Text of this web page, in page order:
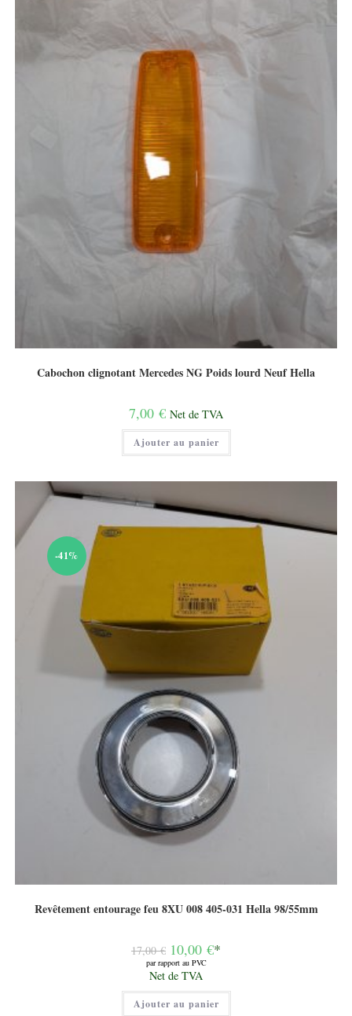
Cabochon clignotant Mercedes NG Poids lourd Neuf Hella
7,00 € Net de TVA
Ajouter au panier
-41%
Revêtement entourage feu 8XU 008 405-031 Hella 98/55mm
17,00€ Le
prix
initial
était :
17,00 €.
10,00 €*
par rapport au PVC
Le
prix
actuel
est :
Net de TVA
Ajouter au panier